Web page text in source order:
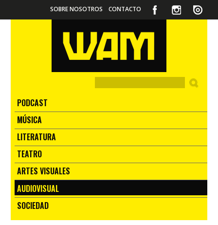
SOBRE NOSOTROS CONTACTO
PODCAST
MÚSICA
LITERATURA
TEATRO
ARTES VISUALES
AUDIOVISUAL
SOCIEDAD